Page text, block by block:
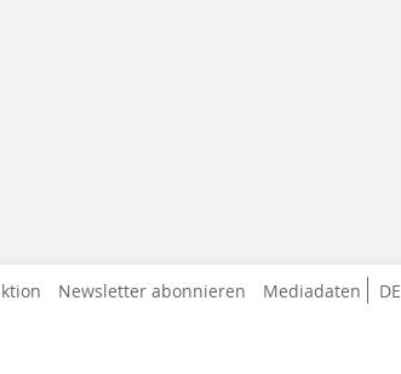
DE
Newsletter abonnieren Mediadaten